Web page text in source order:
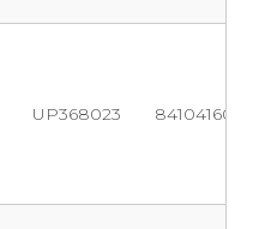
UP368023